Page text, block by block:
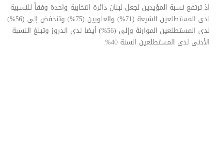
اذ ترتفع نسبة المؤيدين لجعل لبنان دائرة انتخابية واحدة وفقاً للنسبية
لدى المستطلعين الشيعة (71%) والعلويين (75%) وتنخفض إلى (56%)
لدى المستطلعين الموارنة وإلى (56%) أيضا لدى الدروز وتبلغ النسبة
الأدنى لدى المستطلعين السنة 40%.